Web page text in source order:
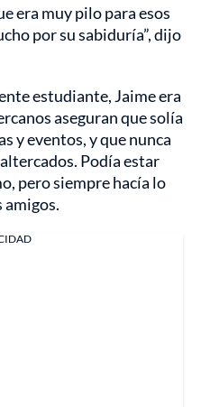
era muy pilo para esos
por su sabiduría”, dijo
estudiante, Jaime era
aseguran que solía
y eventos, y que nunca
Podía estar
pero siempre hacía lo
amigos.